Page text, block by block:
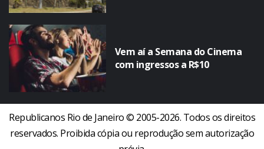
Vem aí a Semana do Cinema
com ingressos a R$10
Republicanos Rio de Janeiro © 2005-2026. Todos os direitos
reservados. Proibida cópia ou reprodução sem autorização